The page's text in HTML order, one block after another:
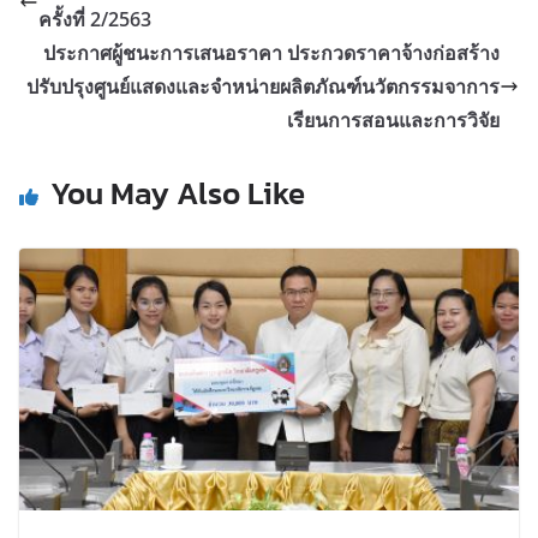
ครั้งที่ 2/2563
ประกาศผู้ชนะการเสนอราคา ประกวดราคาจ้างก่อสร้าง
ปรับปรุงศูนย์แสดงและจำหน่ายผลิตภัณฑ์นวัตกรรมจาการ
เรียนการสอนและการวิจัย
You May Also Like